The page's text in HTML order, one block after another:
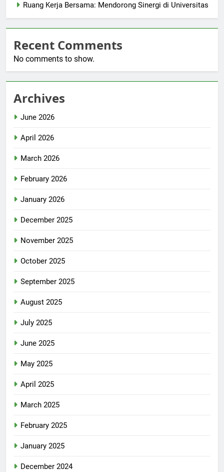
Ruang Kerja Bersama: Mendorong Sinergi di Universitas
Recent Comments
No comments to show.
Archives
June 2026
April 2026
March 2026
February 2026
January 2026
December 2025
November 2025
October 2025
September 2025
August 2025
July 2025
June 2025
May 2025
April 2025
March 2025
February 2025
January 2025
December 2024